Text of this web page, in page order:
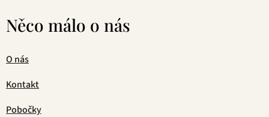
Něco málo o nás
O nás
Kontakt
Pobočky